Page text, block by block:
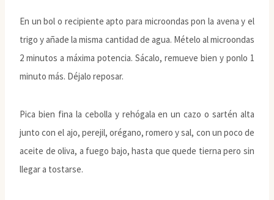
En un bol o recipiente apto para microondas pon la avena y el
trigo y añade la misma cantidad de agua. Mételo al microondas
2 minutos a máxima potencia. Sácalo, remueve bien y ponlo 1
minuto más. Déjalo reposar.
Pica bien fina la cebolla y rehógala en un cazo o sartén alta
junto con el ajo, perejil, orégano, romero y sal, con un poco de
aceite de oliva, a fuego bajo, hasta que quede tierna pero sin
llegar a tostarse.